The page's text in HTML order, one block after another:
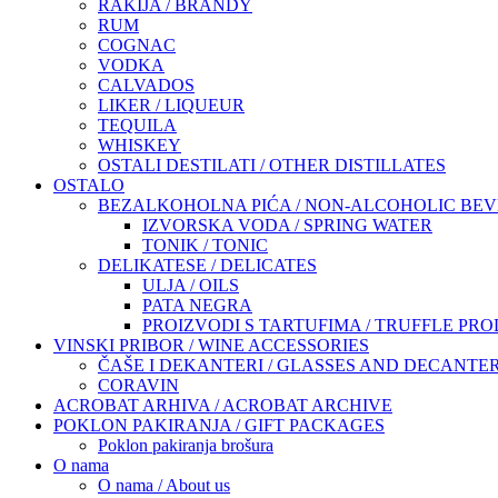
RAKIJA / BRANDY
RUM
COGNAC
VODKA
CALVADOS
LIKER / LIQUEUR
TEQUILA
WHISKEY
OSTALI DESTILATI / OTHER DISTILLATES
OSTALO
BEZALKOHOLNA PIĆA / NON-ALCOHOLIC
IZVORSKA VODA / SPRING WATER
TONIK / TONIC
DELIKATESE / DELICATES
ULJA / OILS
PATA NEGRA
PROIZVODI S TARTUFIMA / TRUFFLE
VINSKI PRIBOR / WINE ACCESSORIES
ČAŠE I DEKANTERI / GLASSES AND
CORAVIN
ACROBAT ARHIVA / ACROBAT ARCHIVE
POKLON PAKIRANJA / GIFT PACKAGES
Poklon pakiranja brošura
O nama
O nama / About us